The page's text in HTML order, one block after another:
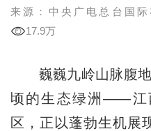
来源：中央广电总台国际
17.9万
巍巍九岭山脉腹地
顷的生态绿洲——江
区，正以蓬勃生机展